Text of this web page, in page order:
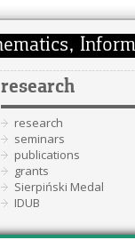
research
research
seminars
publications
grants
Sierpiński Medal
IDUB